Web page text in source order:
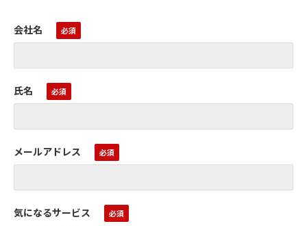
会社名
氏名
メールアドレス
気になるサービス